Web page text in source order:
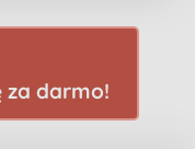
za darmo!